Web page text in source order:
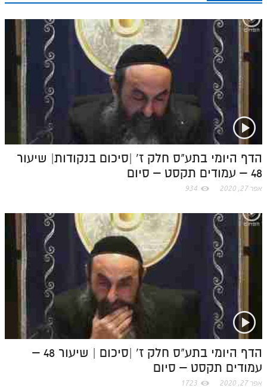
p
k
s
t
n
k
o
הדף היומי בתע"ס חלק ז' |סיכום בנקודות| שיעור
48 – עמודים תקסט – סיום
אפר 27, 2020 934
הדף היומי בתע"ס חלק ז' |סיכום | שיעור 48 –
עמודים תקסט – סיום
אפר 27, 2020 1723